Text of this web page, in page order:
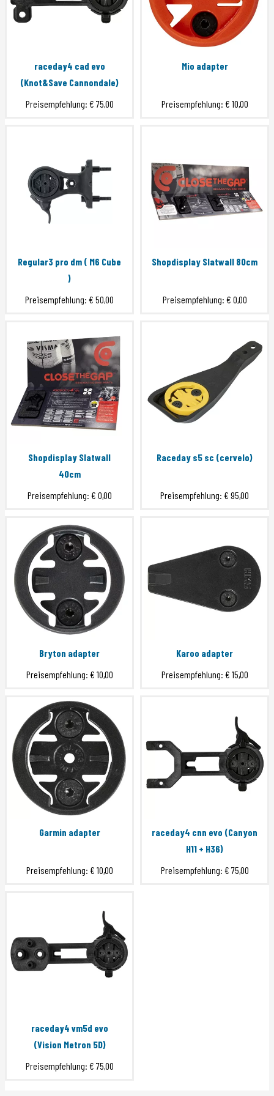
raceday4 cad evo
(Knot&Save Cannondale)
Preisempfehlung: € 75,00
Mio adapter
Preisempfehlung: € 10,00
Regular3 pro dm ( M6 Cube
)
Preisempfehlung: € 50,00
Shopdisplay Slatwall 80cm
Preisempfehlung: € 0,00
Shopdisplay Slatwall
40cm
Preisempfehlung: € 0,00
Raceday s5 sc (cervelo)
Preisempfehlung: € 95,00
Bryton adapter
Preisempfehlung: € 10,00
Karoo adapter
Preisempfehlung: € 15,00
Garmin adapter
Preisempfehlung: € 10,00
raceday4 cnn evo (Canyon
H11 + H36)
Preisempfehlung: € 75,00
raceday4 vm5d evo
(Vision Metron 5D)
Preisempfehlung: € 75,00